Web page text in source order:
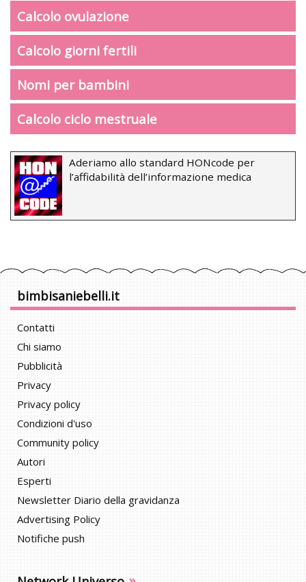
Calcolo ovulazione
Calcolo giorni fertili
Nomi per bambini
Calcolo ciclo mestruale
Aderiamo allo standard HONcode per
l’affidabilità dell’informazione medica
bimbisaniebelli.it
Contatti
Chi siamo
Pubblicità
Privacy
Privacy policy
Condizioni d'uso
Community policy
Autori
Esperti
Newsletter Diario della gravidanza
Advertising Policy
Notifiche push